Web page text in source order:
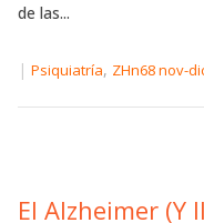
de las...
| Psiquiatría, ZHn68 nov-
El Alzheimer (Y